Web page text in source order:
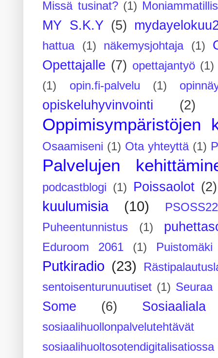
Missä tusinat? (1)
MY S.K.Y (5)
hattua (1) näkemysjohtaja (1)
Opettajalle (7) opettajantyö (1)
(1)
opin.fi-palvelu (1)
opiskeluhyvinvointi (2)
Oppimisympäristöjen
Osaamiseni (1) Ota yhteyttä (1)
Palvelujen
podcastblogi (1) Poissaolot (2)
kuulumisia (10)
Puheentunnistus
(1)
Eduroom 2061 (1)
Putkiradio (23)
sentoisenturunuutiset (1) Seuraa
Some (6) Sosiaaliala
sosiaalihuollonpalvelutehtävät
sosiaalihuoltosotendigitalisatiossa